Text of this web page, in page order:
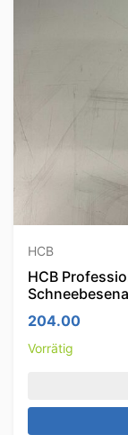
HCB
HCB
204.00
Vorrätig